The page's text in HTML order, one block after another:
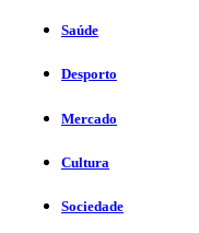
Saúde
Desporto
Mercado
Cultura
Sociedade